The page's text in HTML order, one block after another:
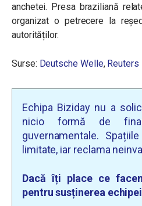
anchetei. Presa braziliană
organizat o petrecere la
autorităților.
Surse: Deutsche Welle, Reuters
Echipa Biziday nu a
nicio formă de
guvernamentale.
limitate, iar reclama
Dacă îți place ce
pentru susținerea